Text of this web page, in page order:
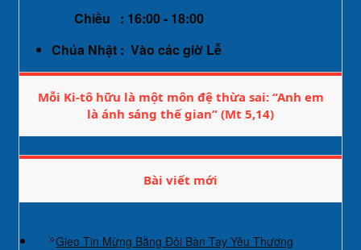
Chiều : 16:00 - 18:00
Chúa Nhật : Vào các giờ Lễ
Mỗi Ki-tô hữu là một môn đệ thừa sai: “Anh em
là ánh sáng thế gian” (Mt 5,14)
Bài viết mới
Gieo Tin Mừng Bằng Đôi Bàn Tay Yêu Thương